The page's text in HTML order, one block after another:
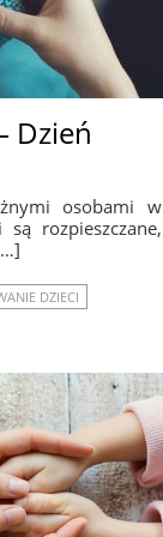
Dzień
osobami w
rozpieszczane,
DZIECI